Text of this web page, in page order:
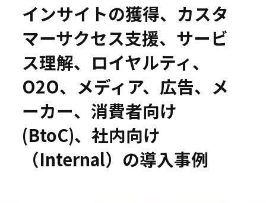
事例
セミナー
お役立ち情報
インサイトの獲得、カスタ
マーサクセス支援、サービ
ス理解、ロイヤルティ、
O2O、メディア、広告、メ
ーカー、消費者向け
(BtoC)、社内向け
（Internal）の導入事例